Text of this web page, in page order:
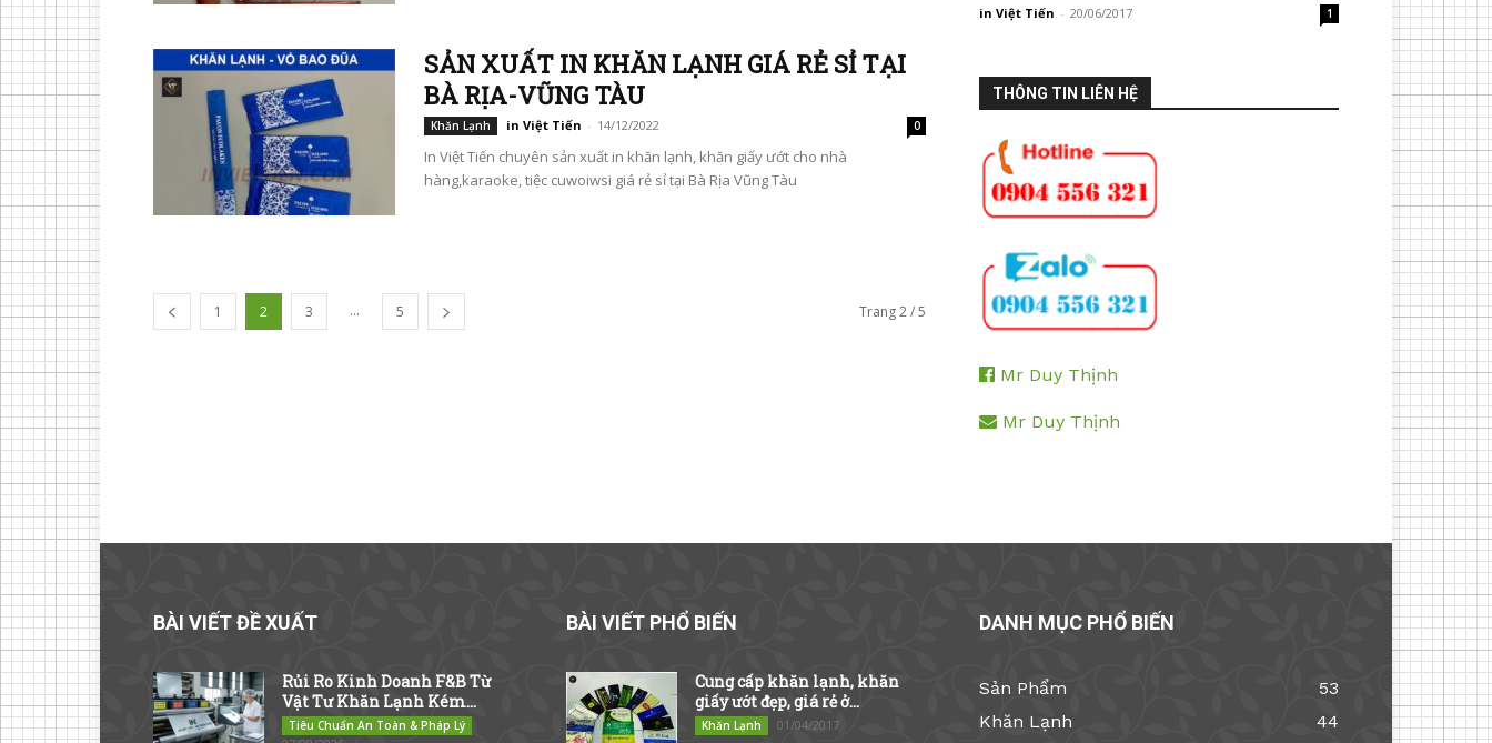
SẢN XUẤT IN KHĂN LẠNH GIÁ RẺ SỈ TẠI
BÀ RỊA-VŨNG TÀU
Khăn Lạnh in Việt Tiến - 14/12/2022 0
In Việt Tiến chuyên sản xuất in khăn lạnh, khăn giấy ướt cho nhà
hàng,karaoke, tiệc cuwoiwsi giá rẻ sỉ tại Bà Rịa Vũng Tàu
1 2 3 ... 5 Trang 2 / 5
in Việt Tiến - 20/06/2017 1
THÔNG TIN LIÊN HỆ
Mr Duy Thịnh
Mr Duy Thịnh
BÀI VIẾT ĐỀ XUẤT
Rủi Ro Kinh Doanh F&B Từ
Vật Tư Khăn Lạnh Kém...
Tiêu Chuẩn An Toàn & Pháp Lý
BÀI VIẾT PHỔ BIẾN
Cung cấp khăn lạnh, khăn
giấy ướt đẹp, giá rẻ ở...
Khăn Lạnh 01/04/2017
DANH MỤC PHỔ BIẾN
Sản Phẩm
53
Khăn Lạnh
44